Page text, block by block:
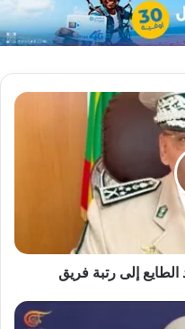
الطايع إلى رتبة فريق